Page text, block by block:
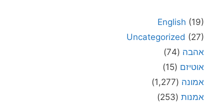
English (19)
Uncategorized (27)
אהבה (74)
אוטיזם (15)
אמונה (1,277)
אמנות (253)